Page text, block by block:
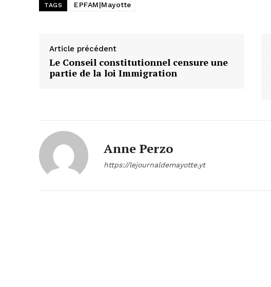
TAGS EPFAM|Mayotte
Article précédent
Le Conseil constitutionnel censure une
partie de la loi Immigration
Anne Perzo
https://lejournaldemayotte.yt